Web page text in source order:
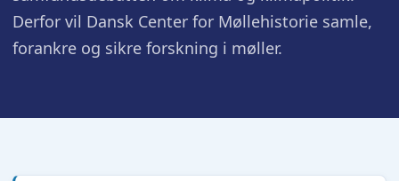
Derfor vil Dansk Center for Møllehistorie samle,
forankre og sikre forskning i møller.